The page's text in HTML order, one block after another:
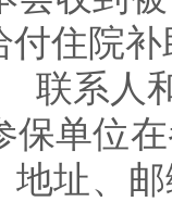
付住院
联系人
保单位
地址、